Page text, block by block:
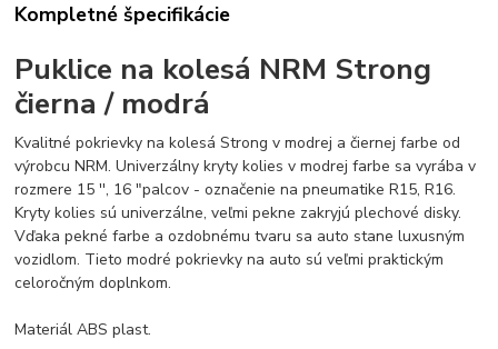
Kompletné špecifikácie
Puklice na kolesá NRM Strong
čierna / modrá
Kvalitné pokrievky na kolesá Strong v modrej a čiernej farbe od
výrobcu NRM. Univerzálny kryty kolies v modrej farbe sa vyrába v
rozmere 15 '', 16 "palcov - označenie na pneumatike R15, R16.
Kryty kolies sú univerzálne, veľmi pekne zakryjú plechové disky.
Vďaka pekné farbe a ozdobnému tvaru sa auto stane luxusným
vozidlom. Tieto modré pokrievky na auto sú veľmi praktickým
celoročným doplnkom.
Materiál ABS plast.